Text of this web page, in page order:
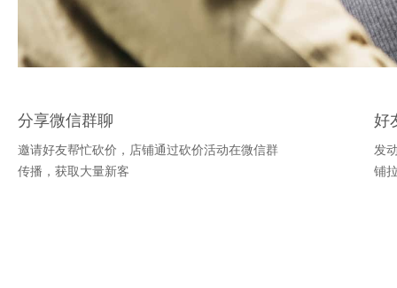
分享微信群聊
邀请好友帮忙砍价，店铺通过砍价活动在微信群
传播，获取大量新客
好
发
铺